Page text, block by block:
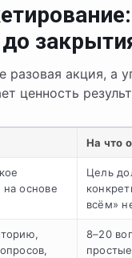
акция, а
ценность
На что
основе
Цель
всём»
8–20